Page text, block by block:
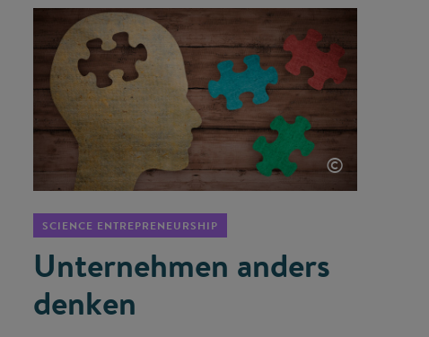
©
SCIENCE ENTREPRENEURSHIP
Unternehmen anders
denken